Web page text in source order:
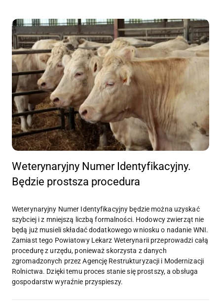
Weterynaryjny Numer Identyfikacyjny.
Będzie prostsza procedura
Weterynaryjny Numer Identyfikacyjny będzie można uzyskać
szybciej i z mniejszą liczbą formalności. Hodowcy zwierząt nie
będą już musieli składać dodatkowego wniosku o nadanie WNI.
Zamiast tego Powiatowy Lekarz Weterynarii przeprowadzi całą
procedurę z urzędu, ponieważ skorzysta z danych
zgromadzonych przez Agencję Restrukturyzacji i Modernizacji
Rolnictwa. Dzięki temu proces stanie się prostszy, a obsługa
gospodarstw wyraźnie przyspieszy.